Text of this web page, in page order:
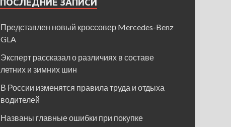
ПОСЛЕДНИЕ ЗАПИСИ
Представлен новый кроссовер Mercedes-Benz
GLA
Эксперт рассказал о различиях в составе
летних и зимних шин
В России изменятся правила труда и отдыха
водителей
Названы главные ошибки при покупке